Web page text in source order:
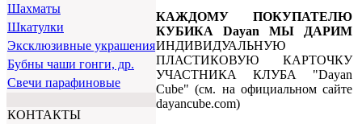
Шахматы
Шкатулки
Эксклюзивные украшения
Бубны чаши гонги, др.
Свечи парафиновые
КОНТАКТЫ
КАЖДОМУ ПОКУПАТЕЛЮ
КУБИКА Dayan МЫ ДАРИМ
ИНДИВИДУАЛЬНУЮ
ПЛАСТИКОВУЮ КАРТОЧКУ
УЧАСТНИКА КЛУБА "Dayan
Cube" (см. на официальном сайте
dayancube.com)